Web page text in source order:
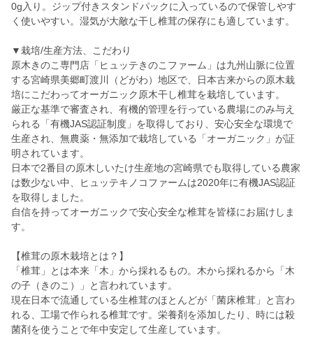
0g入り。ジップ付きスタンドパックに入っているので保管しやす
く使いやすい。湿気が大敵な干し椎茸の保存にも適しています。
▼栽培/生産方法、こだわり
原木きのこ専門店「ヒュッテきのこファーム」は九州山脈に位置
する宮崎県美郷町渡川（どがわ）地区で、日本古来からの原木栽
培にこだわってオーガニック原木干し椎茸を栽培しています。
厳正な基準で審査され、有機的管理を行っている農場にのみ与え
られる「有機JAS認証制度」を取得しており、安心安全な環境で
生産され、無農薬・無添加で栽培している「オーガニック」が証
明されています。
日本で2番目の原木しいたけ生産地の宮崎県でも取得している農家
は数少ない中、ヒュッテキノコファームは2020年に有機JAS認証
を取得しました。
自信を持ってオーガニックで安心安全な椎茸を皆様にお届けしま
す。
【椎茸の原木栽培とは？】
「椎茸」とは本来「木」から採れるもの。木から採れるから「木
の子（きのこ）」と言われています。
現在日本で流通している生椎茸のほとんどが「菌床椎茸」と言わ
れる、工場で作られる椎茸です。栄養剤を添加したり、時には殺
菌剤を使うことで年中安定して生産しています。